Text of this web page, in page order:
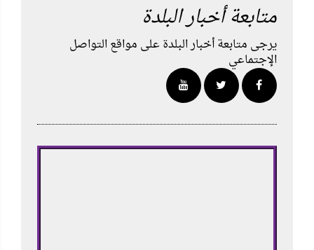
متابعة أخبار البلدة
يرجى متابعة أخبار البلدة على مواقع التواصل
الإجتماعي